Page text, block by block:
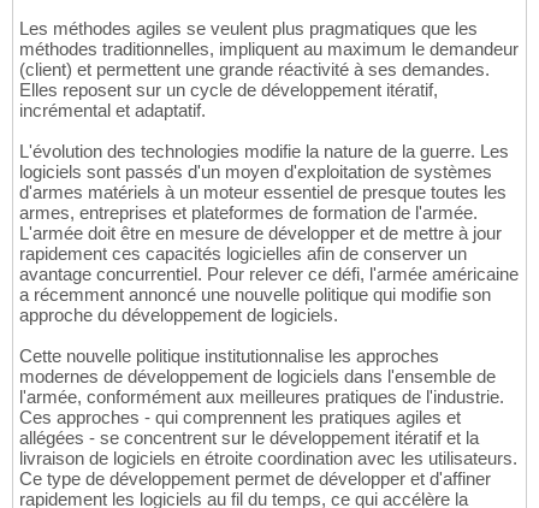
Les méthodes agiles se veulent plus pragmatiques que les
méthodes traditionnelles, impliquent au maximum le demandeur
(client) et permettent une grande réactivité à ses demandes.
Elles reposent sur un cycle de développement itératif,
incrémental et adaptatif.
L'évolution des technologies modifie la nature de la guerre. Les
logiciels sont passés d'un moyen d'exploitation de systèmes
d'armes matériels à un moteur essentiel de presque toutes les
armes, entreprises et plateformes de formation de l'armée.
L'armée doit être en mesure de développer et de mettre à jour
rapidement ces capacités logicielles afin de conserver un
avantage concurrentiel. Pour relever ce défi, l'armée américaine
a récemment annoncé une nouvelle politique qui modifie son
approche du développement de logiciels.
Cette nouvelle politique institutionnalise les approches
modernes de développement de logiciels dans l'ensemble de
l'armée, conformément aux meilleures pratiques de l'industrie.
Ces approches - qui comprennent les pratiques agiles et
allégées - se concentrent sur le développement itératif et la
livraison de logiciels en étroite coordination avec les utilisateurs.
Ce type de développement permet de développer et d'affiner
rapidement les logiciels au fil du temps, ce qui accélère la